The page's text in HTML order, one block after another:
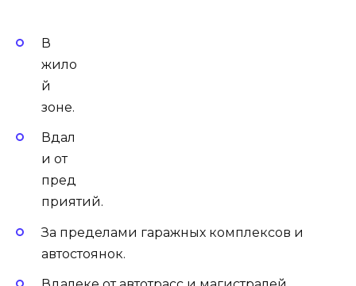
В
жило
й
зоне.
Вдал
и от
пред
приятий.
За пределами гаражных комплексов и
автостоянок.